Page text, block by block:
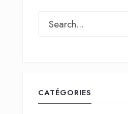
CATÉGORIES